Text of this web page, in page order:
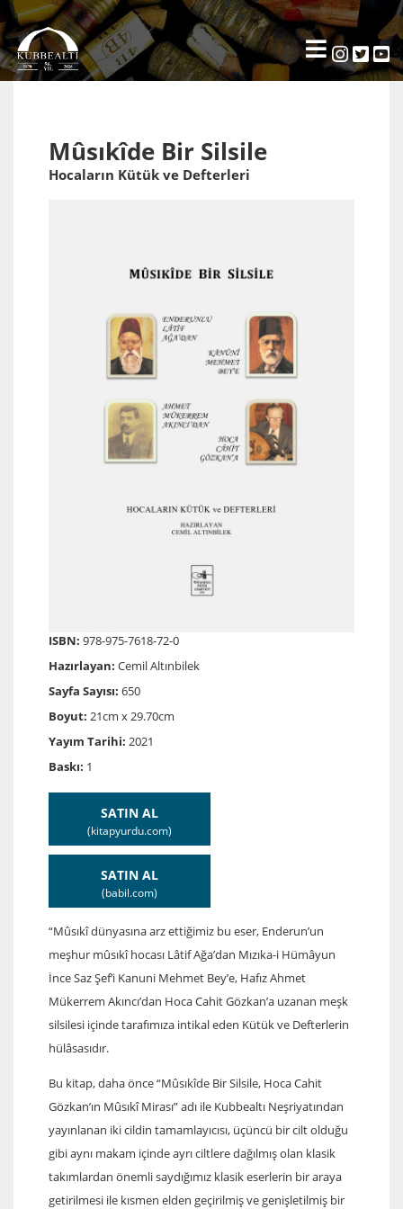
Mûsıkîde Bir Silsile
Hocaların Kütük ve Defterleri
ISBN: 978-975-7618-72-0
Hazırlayan: Cemil Altınbilek
Sayfa Sayısı: 650
Boyut: 21cm x 29.70cm
Yayım Tarihi: 2021
Baskı: 1
SATIN AL
(kitapyurdu.com)
SATIN AL
(babil.com)
“Mûsıkî dünyasına arz ettiğimiz bu eser, Enderun’un
meşhur mûsıkî hocası Lâtif Ağa’dan Mızıka-i Hümâyun
İnce Saz Şef’i Kanuni Mehmet Bey’e, Hafız Ahmet
Mükerrem Akıncı’dan Hoca Cahit Gözkan’a uzanan meşk
silsilesi içinde tarafımıza intikal eden Kütük ve Defterlerin
hülâsasıdır.
Bu kitap, daha önce “Mûsıkîde Bir Silsile, Hoca Cahit
Gözkan’ın Mûsıkî Mirası” adı ile Kubbealtı Neşriyatından
yayınlanan iki cildin tamamlayıcısı, üçüncü bir cilt olduğu
gibi aynı makam içinde ayrı ciltlere dağılmış olan klasik
takımlardan önemli saydığımız klasik eserlerin bir araya
getirilmesi ile kısmen elden geçirilmiş ve genişletilmiş bir